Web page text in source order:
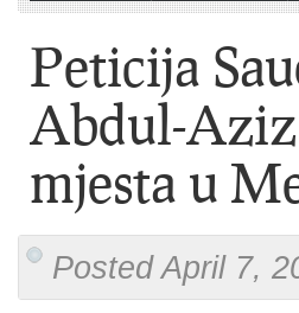
Peticija
Abdul-
mjesta u
Posted April 7,